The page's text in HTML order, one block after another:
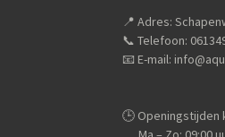
o
k
r
a
m
p
p
📍 Adres:
📞 Telefoon:
📧 E-mail:
🕒 Openingstijden